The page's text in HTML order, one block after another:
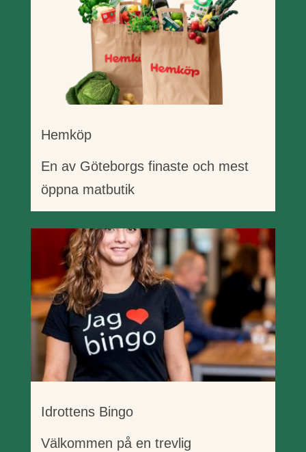
Hemköp
En av Göteborgs finaste och mest
öppna matbutik
Idrottens Bingo
Välkommen på en trevlig